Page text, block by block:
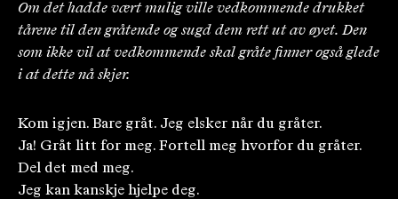
Om det hadde vært mulig ville vedkommende drukket
tårene til den gråtende og sugd dem rett ut av øyet. Den
som ikke vil at vedkommende skal gråte finner også glede
i at dette nå skjer.
Kom igjen. Bare gråt. Jeg elsker når du gråter.
Ja! Gråt litt for meg. Fortell meg hvorfor du gråter.
Del det med meg.
Jeg kan kanskje hjelpe deg.